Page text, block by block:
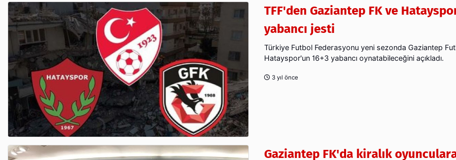
TFF'den Gaziantep FK ve
yabancı jesti
Türkiye Futbol Federasyonu yeni sezonda Gaziantep
Hatayspor'un 16+3 yabancı oynatabileceğini açıkladı.
3 yıl önce
Gaziantep FK'da kiralık